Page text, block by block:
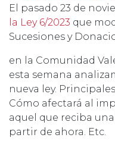
El pasado 23 de
la Ley 6/2023 que
Sucesiones y
en la Comunidad
esta semana
nueva ley.
Cómo afectará al
aquel que reciba
partir de ahora. Etc.